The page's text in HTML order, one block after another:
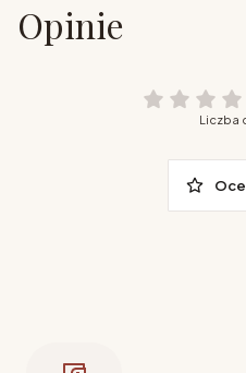
Opinie
Liczba